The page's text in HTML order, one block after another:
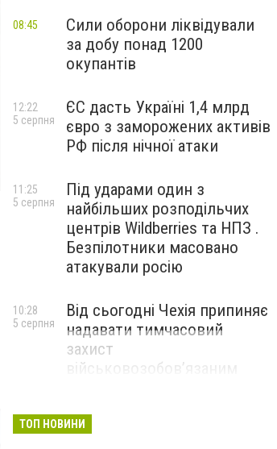
Сили оборони ліквідували
за добу понад 1200
окупантів
08:45
ЄС дасть Україні 1,4 млрд
євро з заморожених активів
РФ після нічної атаки
12:22
5 серпня
Під ударами один з
найбільших розподільчих
центрів Wildberries та НПЗ .
Безпілотники масовано
атакували росію
11:25
5 серпня
Від сьогодні Чехія припиняє
надавати тимчасовий
захист
військовозобов’язаним
10:28
5 серпня
ТОП НОВИНИ